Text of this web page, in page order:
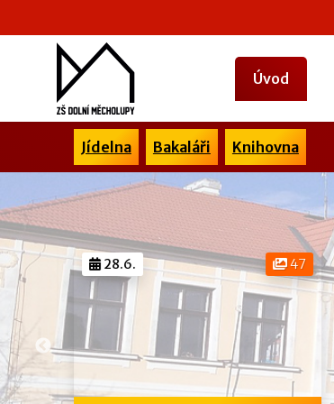
Úvod
Jídelna Bakaláři Knihovna
47
28.6.